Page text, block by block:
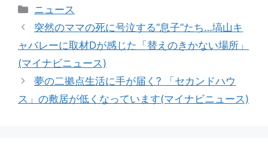
カ
テ
ゴ
リ
ー
ニュース
突然のママの死に号泣する“息子”たち…塙山キ
ャバレーに取材Dが感じた「替えのきかない場所」
(マイナビニュース)
夢の二拠点生活に手が届く? 「セカンドハウ
ス」の敷居が低くなっています(マイナビニュース)